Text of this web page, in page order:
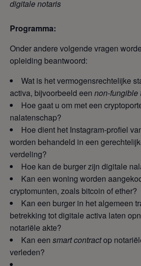
digitale notaris
Programma:
Onder andere volgende vragen
opleiding beantwoord:
Wat is het vermogensrechtelijke
activa, bijvoorbeeld een non-fungible
Hoe gaat u om met een
nalatenschap?
Hoe dient het Instagram-profiel
worden behandeld in een
verdeling?
Hoe kan de burger zijn digitale
Kan een woning worden
cryptomunten, zoals bitcoin of ether?
Kan een burger in het algemeen
betrekking tot digitale activa laten
notariële akte?
Kan een smart contractop
verleden?